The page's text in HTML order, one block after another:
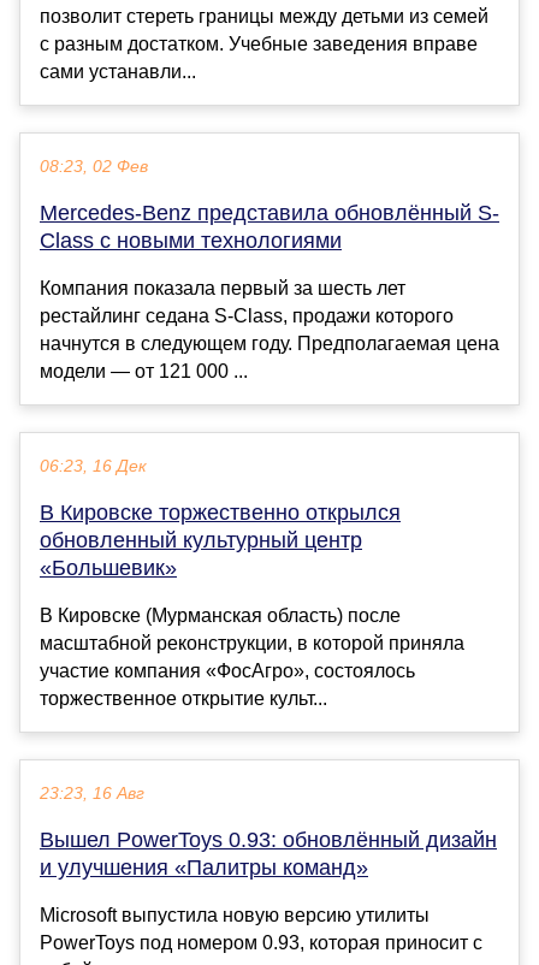
позволит стереть границы между детьми из семей
с разным достатком. Учебные заведения вправе
сами устанавли...
08:23, 02 Фев
Mercedes-Benz представила обновлённый S-
Class с новыми технологиями
Компания показала первый за шесть лет
рестайлинг седана S-Class, продажи которого
начнутся в следующем году. Предполагаемая цена
модели — от 121 000 ...
06:23, 16 Дек
В Кировске торжественно открылся
обновленный культурный центр
«Большевик»
В Кировске (Мурманская область) после
масштабной реконструкции, в которой приняла
участие компания «ФосАгро», состоялось
торжественное открытие культ...
23:23, 16 Авг
Вышел PowerToys 0.93: обновлённый дизайн
и улучшения «Палитры команд»
Microsoft выпустила новую версию утилиты
PowerToys под номером 0.93, которая приносит с